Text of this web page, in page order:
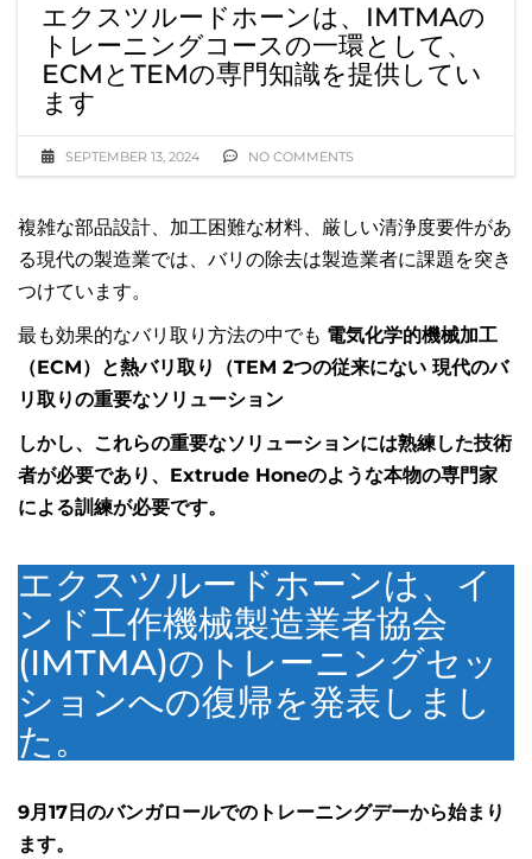
エクスツルードホーンは、IMTMAの
トレーニングコースの一環として、
ECMとTEMの専門知識を提供してい
ます
SEPTEMBER 13, 2024 NO COMMENTS
複雑な部品設計、加工困難な材料、厳しい清浄度要件があ
る現代の製造業では、バリの除去は製造業者に課題を突き
つけています。
最も効果的なバリ取り方法の中でも 電気化学的機械加工
（ECM）と熱バリ取り（TEM 2つの従来にない 現代のバ
リ取りの重要なソリューション
しかし、これらの重要なソリューションには熟練した技術
者が必要であり、Extrude Honeのような本物の専門家
による訓練が必要です。
エクスツルードホーンは、イ
ンド工作機械製造業者協会
(IMTMA)のトレーニングセッ
ションへの復帰を発表しまし
た。
9月17日のバンガロールでのトレーニングデーから始まり
ます。